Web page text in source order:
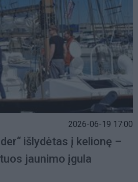
2026-06-19 17:00
išlydėtas į kelionę –
jaunimo įgula